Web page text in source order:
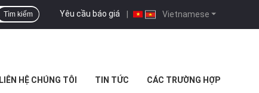
Vietnamese
Yêu cầu báo giá |
Tìm kiếm
LIÊN HỆ CHÚNG TÔI TIN TỨC CÁC TRƯỜNG HỢP